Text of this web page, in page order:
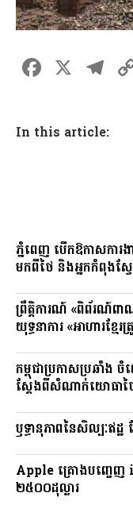
F
ce
b
X T
gr
In this article:
ភ្នំពេញ បើកឱកាសកា
មកពីថៃ និងអ្នកកំពុងស្វែង
ព្រឹត្តិការណ៍ «ពិព័រណ៍ពា
យុទ្ធនាការ «អាហារខ្មែរត្
កម្ពុជាប្រកាសប្រឆាំង
ស្តែងពីសំណាក់យោធាថ
ឫទ្ធានុភាពនៃសិល្បៈឥដ្ឋ
Apple គ្រោងបញ្ចេញ
២៥០០ដុល្លារ